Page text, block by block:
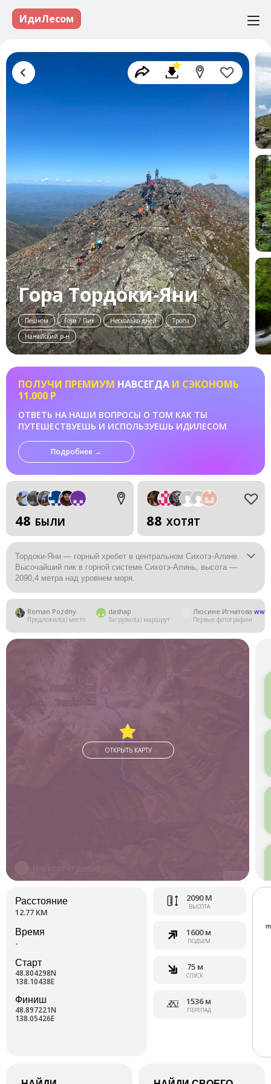
ИдиЛесом
Гора Тордоки-Яни
Пешком Гора / Пик Несколько дней
Тропа
Нанайский р-н
ПОЛУЧИ ПРЕМИУМ НАВСЕГДА И СЭКОНОМЬ
11.000 Р
ОТВЕТЬ НА НАШИ ВОПРОСЫ О ТОМ КАК ТЫ
ПУТЕШЕСТВУЕШЬ И ИСПОЛЬЗУЕШЬ ИДИЛЕСОМ
Подробнее →
48 БЫЛИ 88 ХОТЯТ
Тордоки-Яни — горный хребет в центральном Сихотэ-Алине.
Высочайший пик в горной системе Сихотэ-Алинь, высота —
2090,4 метра над уровнем моря.
Roman Pozdny
Предложил(а) место
dashap
Загрузил(а) маршрут
Люсине Игнатова
Первые фотографии
Маршрут от
Leaflet
ОТКРЫТЬ КАРТУ
Расстояние
12.77 КМ
Время
-
Старт
48.804298N
138.10438E
Финиш
48.897221N
138.05426E
2090 М
ВЫСОТА
1600 м
ПОДЪЕМ
75 м
СПУСК
1536 м
ПЕРЕПАД
m